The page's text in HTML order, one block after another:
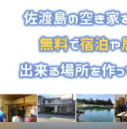
アート・
テクノロ
映像・映